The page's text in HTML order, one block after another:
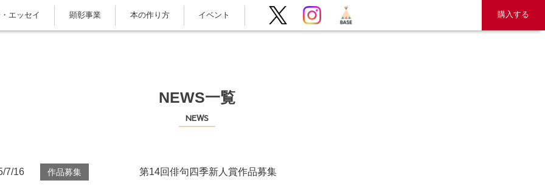
エッセイ 顕彰事業 本の作り方 イベント 購入する
NEWS一覧
NEWS
7/16 作品募集 第14回俳句四季新人賞作品募集